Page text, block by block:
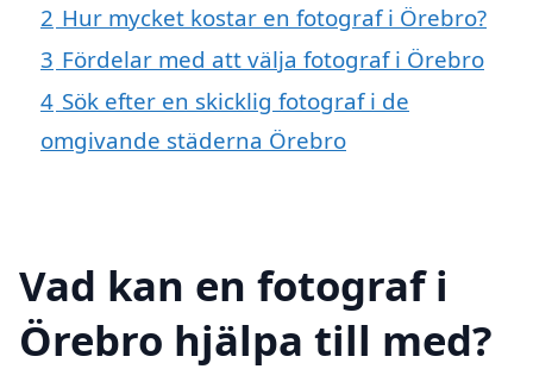
2 Hur mycket kostar en fotograf i Örebro?
3 Fördelar med att välja fotograf i Örebro
4 Sök efter en skicklig fotograf i de
omgivande städerna Örebro
Vad kan en fotograf i
Örebro hjälpa till med?